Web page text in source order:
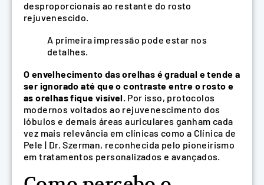
desproporcionais ao restante do rosto
rejuvenescido.
A primeira impressão pode estar nos
detalhes.
O envelhecimento das orelhas é gradual e tende a
ser ignorado até que o contraste entre o rosto e
as orelhas fique visível. Por isso, protocolos
modernos voltados ao rejuvenescimento dos
lóbulos e demais áreas auriculares ganham cada
vez mais relevância em clínicas como a Clínica de
Pele | Dr. Szerman, reconhecida pelo pioneirismo
em tratamentos personalizados e avançados.